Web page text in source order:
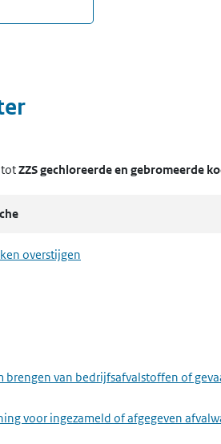
ZZS gechloreerde en gebromeerde
overstijgen
brengen van bedrijfsafvalstoffen of
voor ingezameld of afgegeven